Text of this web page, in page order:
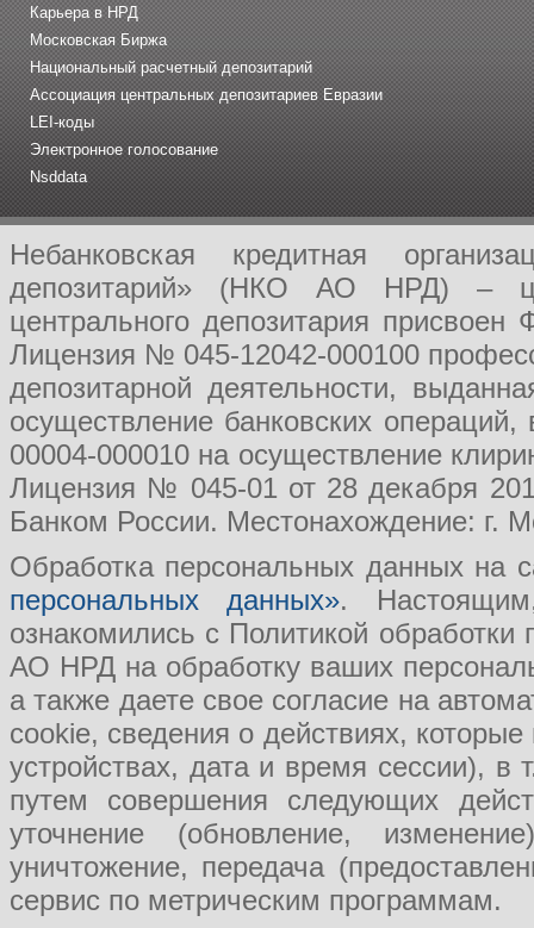
Карьера в НРД
Московская Биржа
Национальный расчетный депозитарий
Ассоциация центральных депозитариев Евразии
LEI-коды
Электронное голосование
Nsddata
Небанковская кредитная
депозитарий» (НКО АО НРД) –
центрального депозитария
Лицензия № 045-12042-000100
депозитарной деятельности,
осуществление банковских
00004-000010 на осуществление
Лицензия № 045-01 от 28 декабря
Банком России. Местонахождение: г.
Обработка персональных данных на
персональных данных».
ознакомились с Политикой
АО НРД на обработку ваших
а также даете свое согласие на
cookie, сведения о действиях,
устройствах, дата и время сессии), в
путем совершения следующих
уточнение (обновление,
уничтожение, передача
сервис по метрическим программам.